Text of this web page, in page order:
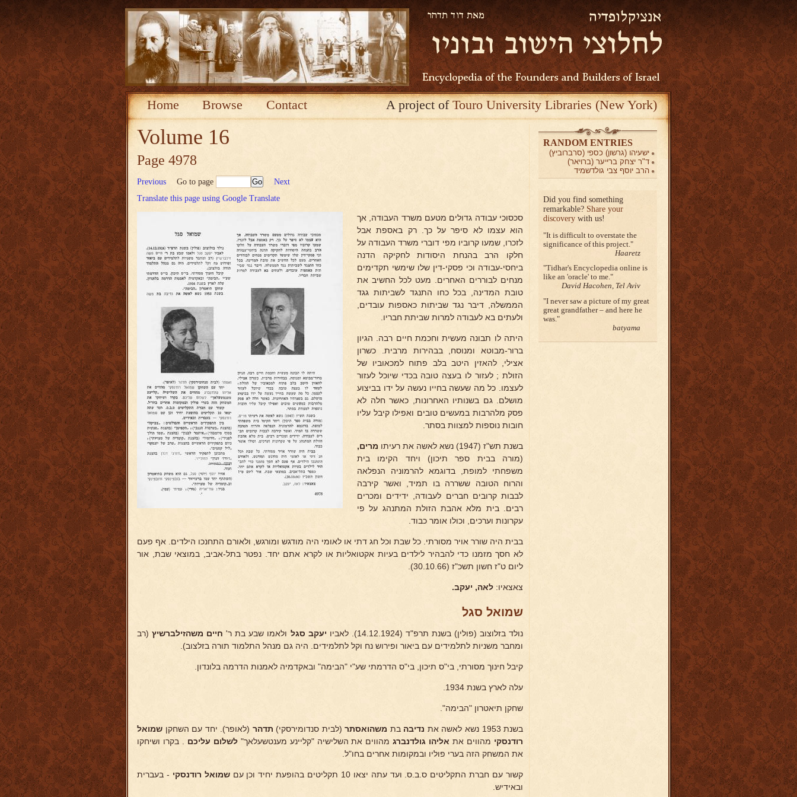
Home Browse Contact A project ofTouro University Libraries (New York)
Volume 16
Page 4978
Previous Go to page
Next
Translate this page using Google Translate
סכסוכי עבודה גדולים מטעם משרד העבודה, אך
הוא עצמו לא סיפר על כך. רק באספת אבל
לזכרו, שמעו קרוביו מפי דוברי משרד העבודה על
חלקו הרב בהנחת היסודות לחקיקה הדנה
ביחסי-עבודה וכי פסקי-דין שלו שימשי תקדימים
מנחים לבוררים האחרים. מעט לכל החשיב את
טובת המדינה, בכל כחו התנגד לשביתות גגד
הממשלה, דיבר נגד שביתות כאספות עובדים,
ולעתים בא לעבודה למרות שביתת חבריו.
היתה לו תבונה מעשית וחכמת חיים רבה. הגיון
ברור-מבוטא ומנוסח, בבהירות מרבית. כשרון
אצילי, להאזין היטב בלב פתוח למכאוביו של
הזולת ; לעזור לו בעצה טובה בכדי שיוכל לעזור
לעצמו. כל מה שעשה בחייו נעשה על ידו בביצוע
מושלם. גם בשנותיו האחרונות, כאשר חלה לא
פסק מלהרבות במעשים טובים ואפילו קיבל עליו
חובות נוספות למצוות בסתר.
בשנת תש"ז (1947) נשא לאשה את רעיתו
מרים,
(מורה בבית ספר תיכון) ויחד הקימו בית
משפחתי למופת, בדוגמא להרמוניה הנפלאה
והרוח הטובה ששררה בו תמיד, ואשר קירבה
לבבות קרובים חברים לעבודה, ידידים ומכרים
רבים. בית מלא אהבת הזולת המתנהג על פי
עקרונות וערכים, וכולו אומר כבוד.
בבית היה שורר אויר מסורתי. כל שבת וכל חג דתי או לאומי היה מודגש ומורגש, ולאורם התחנכו הילדים. אף פעם
לא חסך מזמנו כדי להבהיר לילדים בעיות אקטואליות או לקרא אתם יחד. נפטר בתל-אביב, במוצאי שבת, אור
ליום ט"ז חשון תשכ"ז (30.10.66).
צאצאיו: לאה, יעקב.
שמואל סגל
נולד בזלוצוב (פולין) בשנת תרפ"ד (14.12.1924). לאביו יעקב סגל ולאמו שבע בת ר' חיים משהזילברשיץ(רב
ומחבר משניות לתלמידים עם ביאור ופירוש נח וקל לתלמידים. היה גם מנהל התלמוד תורה בזלצוב).
קיבל חינוך מסורתי, בי"ס תיכון, בי"ס הדרמתי שע"י "הבימה" ובאקדמיה לאמנות הדרמה בלונדון.
עלה לארץ בשנת 1934.
שחקן תיאטרון "הבימה".
בשנת 1953 נשא לאשה את נדיבה בת משהואסתר(לבית סנדומירסקי) תדהר (לאופר). יחד עם השחקן שמואל
רודנסקי מהווים את אליהו גולדנברגמהווים את השלישיה "קליינע מענטשעלאך"לשלום עליכם . בקרו ושיחקו
את המשחק הזה בערי פוליו ובמקומות אחרים בחו"ל.
קשור עם חברת התקליטים ס.ב.ס. ועד עתה יצאו 10 תקליטים בהופעת יחיד וכן עם שמואל רודנסקי - בעברית
ובאידיש.
RANDOM ENTRIES
ישעיהו (גרשון) כספי (סרברוביץ)
ד"ר יצחק ברייער (ברויאר)
הרב יוסף צבי גולדשמיד
Did you find something
remarkable? Share your
discovery with us!
It is difficult to overstate the
significance of this project.
Haaretz
Tidhar's Encyclopedia online is
like an 'oracle' to me.
David Hacohen, Tel Aviv
I never saw a picture of my great
great grandfather – and here he
was.
batyama